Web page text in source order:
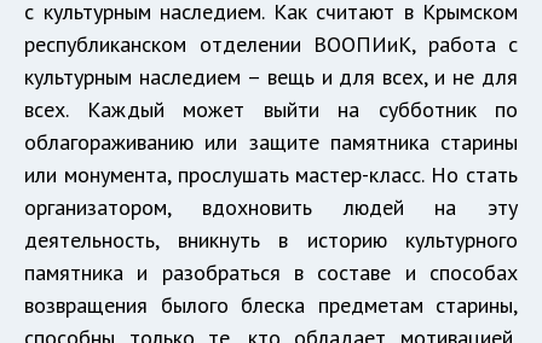
с культурным наследием. Как считают в Крымском
республиканском отделении ВООПИиК, работа с
культурным наследием – вещь и для всех, и не для
всех. Каждый может выйти на субботник по
облагораживанию или защите памятника старины
или монумента, прослушать мастер-класс. Но стать
организатором, вдохновить людей на эту
деятельность, вникнуть в историю культурного
памятника и разобраться в составе и способах
возвращения былого блеска предметам старины,